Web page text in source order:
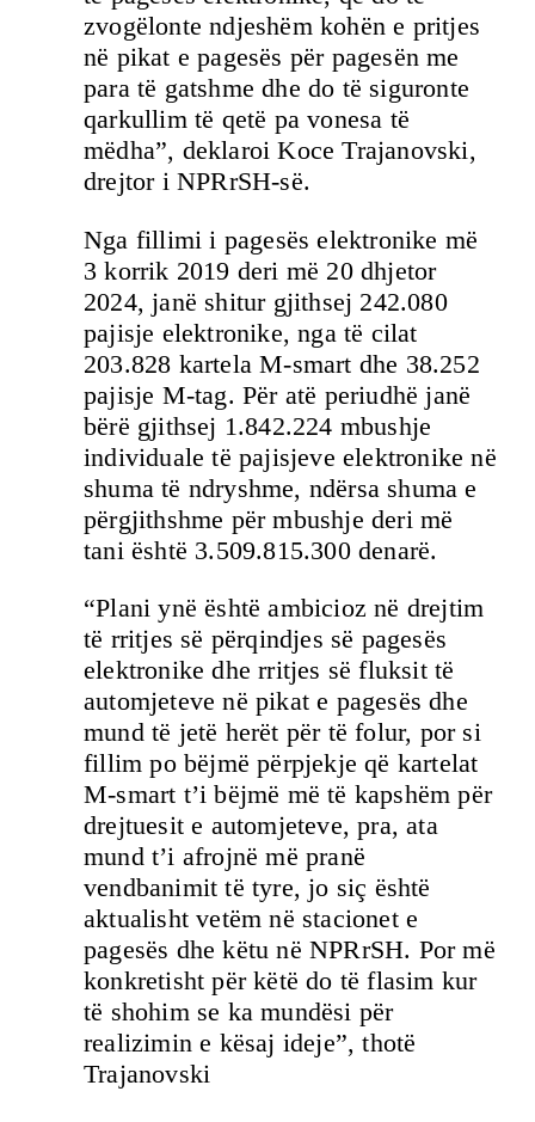
zvogëlonte ndjeshëm kohën e pritjes
në pikat e pagesës për pagesën me
para të gatshme dhe do të siguronte
qarkullim të qetë pa vonesa të
mëdha”, deklaroi Koce Trajanovski,
drejtor i NPRrSH-së.
Nga fillimi i pagesës elektronike më
3 korrik 2019 deri më 20 dhjetor
2024, janë shitur gjithsej 242.080
pajisje elektronike, nga të cilat
203.828 kartela M-smart dhe 38.252
pajisje M-tag. Për atë periudhë janë
bërë gjithsej 1.842.224 mbushje
individuale të pajisjeve elektronike në
shuma të ndryshme, ndërsa shuma e
përgjithshme për mbushje deri më
tani është 3.509.815.300 denarë.
“Plani ynë është ambicioz në drejtim
të rritjes së përqindjes së pagesës
elektronike dhe rritjes së fluksit të
automjeteve në pikat e pagesës dhe
mund të jetë herët për të folur, por si
fillim po bëjmë përpjekje që kartelat
M-smart t’i bëjmë më të kapshëm për
drejtuesit e automjeteve, pra, ata
mund t’i afrojnë më pranë
vendbanimit të tyre, jo siç është
aktualisht vetëm në stacionet e
pagesës dhe këtu në NPRrSH. Por më
konkretisht për këtë do të flasim kur
të shohim se ka mundësi për
realizimin e kësaj ideje”, thotë
Trajanovski